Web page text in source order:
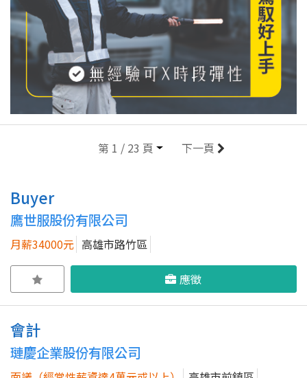
第 1 / 23 頁 下一頁
Buyer
鷹世服股份有限公司
月薪34000元 高雄市路竹區
應徵
會計
璉慶企業股份有限公司